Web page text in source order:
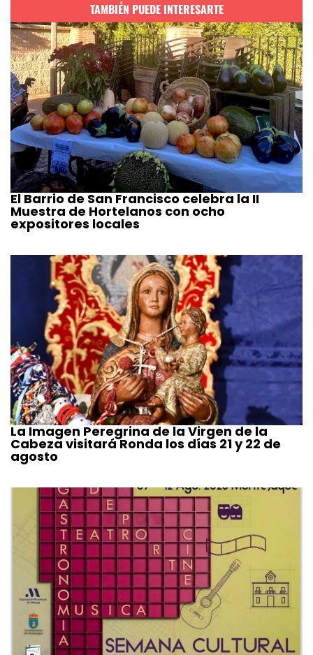
TAMBIÉN PUEDE INTERESARTE
El Barrio de San Francisco celebra la II
Muestra de Hortelanos con ocho
expositores locales
La Imagen Peregrina de la Virgen de la
Cabeza visitará Ronda los días 21 y 22 de
agosto